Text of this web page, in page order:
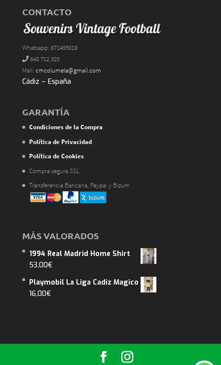
CONTACTO
Whatsapp: 671495019
648 712 320
Mail: cmcolumela@gmail.com
Cádiz – España
GARANTÍA
Condiciones de la Compra
Política de Privacidad
Política de Cookies
Compra segura SSL
Transferencia Bancaria, Paypal y Bizum
MÁS VALORADOS
1994 Real Madrid Home Shirt
53,00€
Playmobil La Liga Cadiz Magico
16,00€